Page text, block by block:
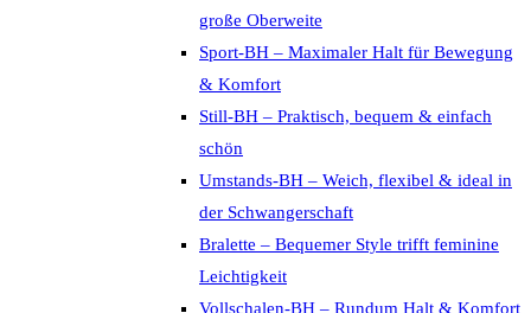
große Oberweite
Sport-BH – Maximaler Halt für Bewegung
& Komfort
Still-BH – Praktisch, bequem & einfach
schön
Umstands-BH – Weich, flexibel & ideal in
der Schwangerschaft
Bralette – Bequemer Style trifft feminine
Leichtigkeit
Vollschalen-BH – Rundum Halt & Komfort